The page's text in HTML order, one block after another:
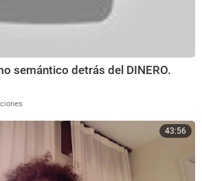
semántico detrás del DINERO.
43:56